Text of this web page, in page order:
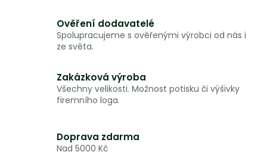
Ověření dodavatelé
Spolupracujeme s ověřenými výrobci od nás i
ze světa.
Zakázková výroba
Všechny velikosti. Možnost potisku či výšivky
firemního loga.
Doprava zdarma
Nad 5000 Kč